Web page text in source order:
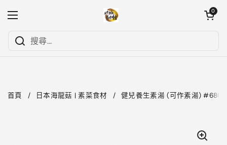
開啟選單
開啟購物
0
首頁 / 日本海龍菇 | 素菜食材 / 健兒養生素湯 (可作素湯)